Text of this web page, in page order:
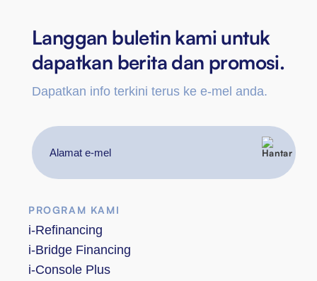
Langgan buletin kami untuk
dapatkan berita dan promosi.
Dapatkan info terkini terus ke e-mel anda.
mel
PROGRAM KAMI
i-Refinancing
i-Bridge Financing
i-Console Plus